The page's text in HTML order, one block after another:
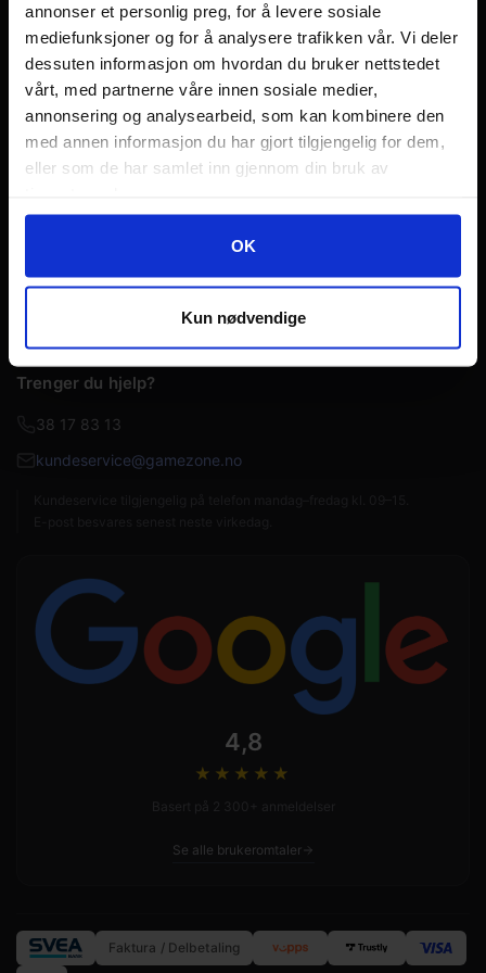
annonser et personlig preg, for å levere sosiale
mediefunksjoner og for å analysere trafikken vår. Vi deler
dessuten informasjon om hvordan du bruker nettstedet
vårt, med partnerne våre innen sosiale medier,
annonsering og analysearbeid, som kan kombinere den
med annen informasjon du har gjort tilgjengelig for dem,
eller som de har samlet inn gjennom din bruk av
Googles retningslinjer for personvern
OK
Kun nødvendige
Norges største nettbutikk innen brettspill, Warhammer
miniatyrspill og samlekort med over 20 års erfaring.
Sender fra lager i Kristiansand
Kundeservice
Trenger du hjelp?
38 17 83 13
kundeservice@gamezone.no
4,8
★★★★ ★
Se alle brukeromtaler
Faktura / Delbetaling